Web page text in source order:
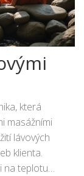
která
masážními
lávových
klienta.
na teplotu